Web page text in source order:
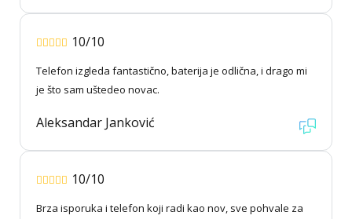
10/10
Telefon izgleda fantastično, baterija je odlična, i drago mi
je što sam uštedeo novac.
Aleksandar Janković
10/10
Brza isporuka i telefon koji radi kao nov, sve pohvale za